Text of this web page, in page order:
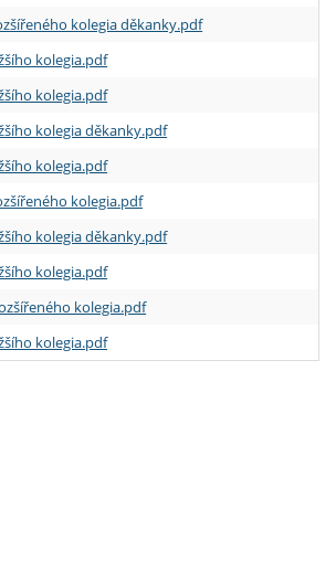
kolegia děkanky.pdf
kolegia.pdf
kolegia.pdf
kolegia děkanky.pdf
kolegia.pdf
kolegia.pdf
kolegia děkanky.pdf
kolegia.pdf
kolegia.pdf
kolegia.pdf